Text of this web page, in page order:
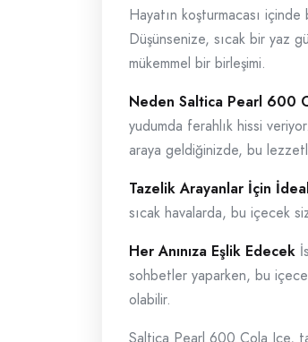
Hayatın koşturmacası
Düşünsenize, sıcak bir yaz
mükemmel bir birleşimi.
Neden Saltica Pearl 600
yudumda ferahlık hissi
araya geldiğinizde, bu
Tazelik Arayanlar İçin
sıcak havalarda, bu içecek
Her Anınıza Eşlik Edecek
sohbetler yaparken, bu
olabilir.